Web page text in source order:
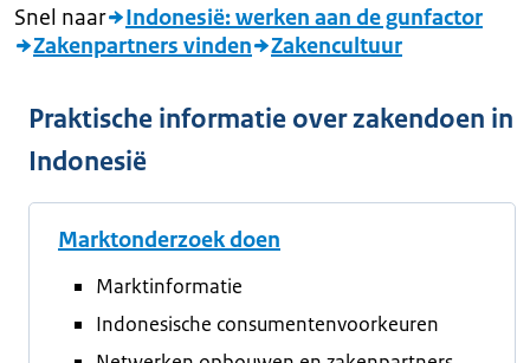
Snel naar
Indonesië: werken aan de gunfactor
Zakenpartners vinden
Zakencultuur
Praktische informatie over zakendoen in
Indonesië
Marktonderzoek doen
Marktinformatie
Indonesische consumentenvoorkeuren